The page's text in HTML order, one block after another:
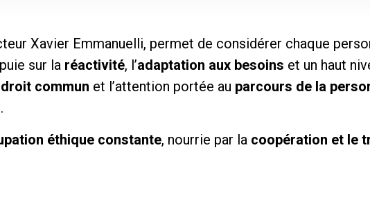
Xavier Emmanuelli, permet de considérer chaque
sur la réactivité, l’adaptation aux besoins et un haut
commun et l’attention portée au parcours de la
éthique constante, nourrie par la coopération et le